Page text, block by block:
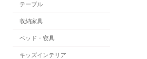
テーブル
収納家具
ベッド・寝具
キッズインテリア